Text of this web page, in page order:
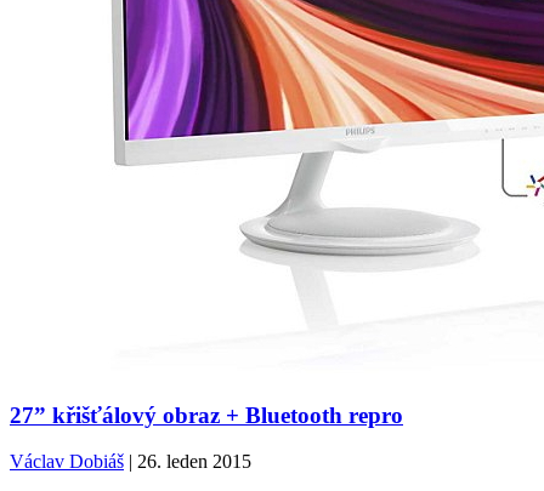
27” křišťálový obraz + Bluetooth repro
Václav Dobiáš | 26. leden 2015